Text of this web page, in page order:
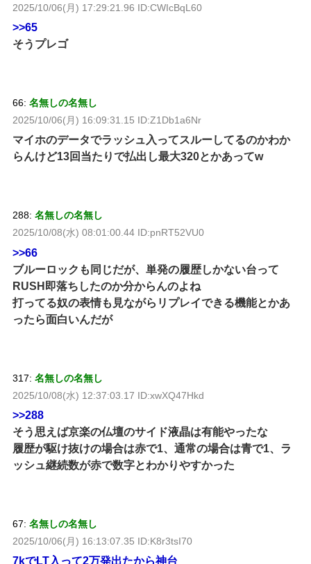
2025/10/06(月) 17:29:21.96 ID:CWIcBqL60
>>65
そうプレゴ
66: 名無しの名無し
2025/10/06(月) 16:09:31.15 ID:Z1Db1a6Nr
マイホのデータでラッシュ入ってスルーしてるのかわか
らんけど13回当たりで払出し最大320とかあってw
288: 名無しの名無し
2025/10/08(水) 08:01:00.44 ID:pnRT52VU0
>>66
ブルーロックも同じだが、単発の履歴しかない台って
RUSH即落ちしたのか分からんのよね
打ってる奴の表情も見ながらリプレイできる機能とかあ
ったら面白いんだが
317: 名無しの名無し
2025/10/08(水) 12:37:03.17 ID:xwXQ47Hkd
>>288
そう思えば京楽の仏壇のサイド液晶は有能やったな
履歴が駆け抜けの場合は赤で1、通常の場合は青で1、ラ
ッシュ継続数が赤で数字とわかりやすかった
67: 名無しの名無し
2025/10/06(月) 16:13:07.35 ID:K8r3tsI70
7kでLT入って2万発出たから神台